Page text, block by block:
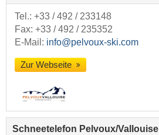
Tel.: +33 / 492 / 233148
Fax: +33 / 492 / 235352
E-Mail: info@pelvoux-ski.com
Zur Webseite
Schneetelefon Pelvoux/​Vallouise